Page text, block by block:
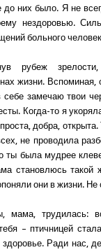
до них было. Я не
нездоровью.
больного
рубеж
жизни.
себе замечаю твои
Когда-то я
добра,
не проводила
ты была мудрее
становлюсь такой
они в жизни. Не
мама, трудилась:
– птичницей
здоровье. Ради нас,